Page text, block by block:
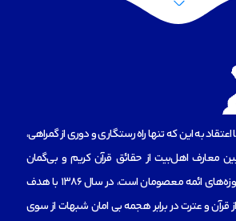
به این که تنها راه رستگاری و دوری از گمراهی،
معارف اهل‌بیت از حقائق قرآن کریم و بی‌گمان
معارف اعتقادی سرلوحه آموزه‌های ائمه معصومان است، در سال 1386 با هدف
و عترت در برابر هجمه بی امان شبهات از سوی